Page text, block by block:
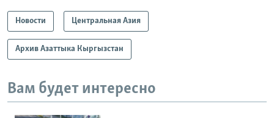
Новости Центральная Азия
Архив Азаттыка Кыргызстан
Вам будет интересно